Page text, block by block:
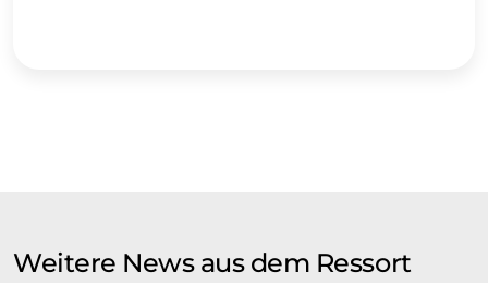
Weitere News aus dem Ressort